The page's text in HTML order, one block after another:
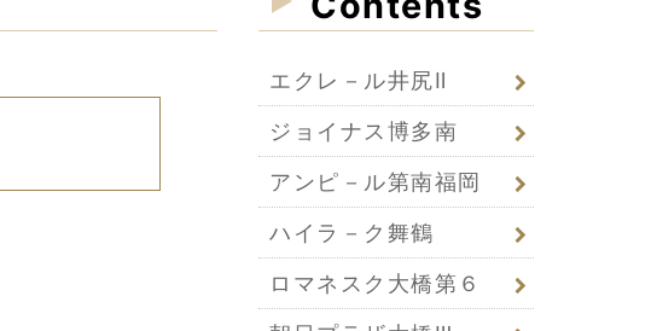
エクレ－ル井尻Ⅱ
ジョイナス博多南
アンピ－ル第南福岡
ハイラ－ク舞鶴
ロマネスク大橋第６